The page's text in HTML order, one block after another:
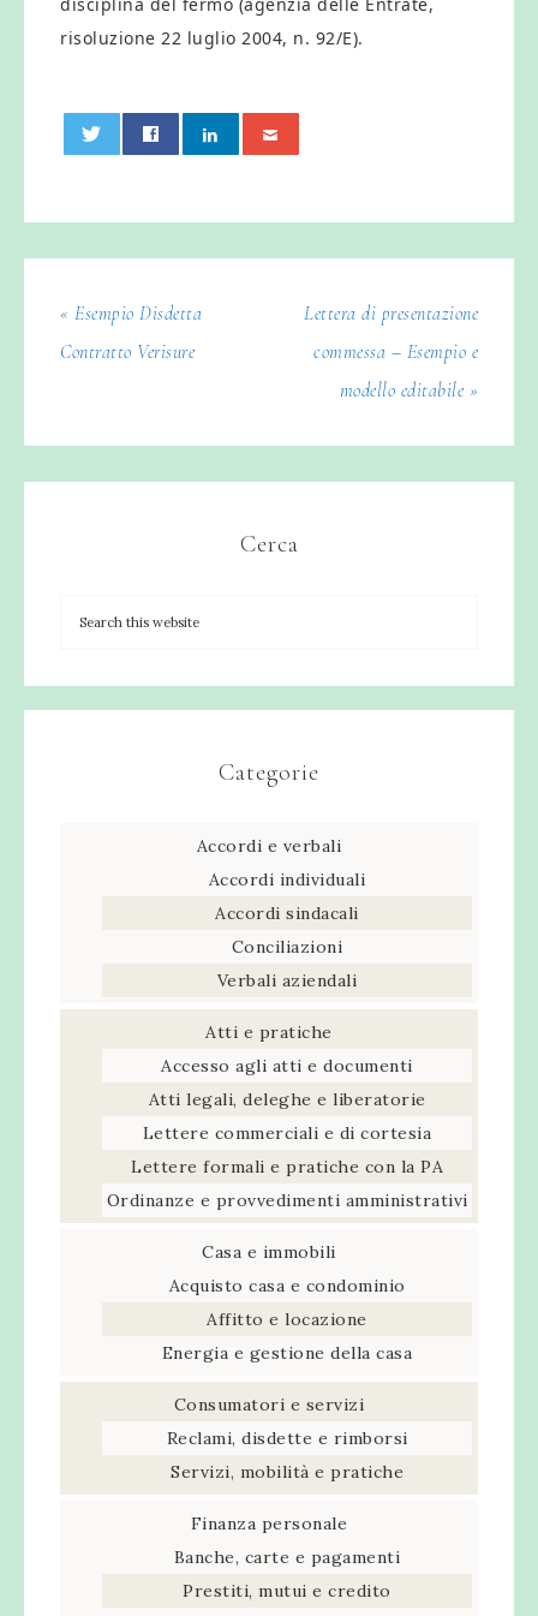
risoluzione 22 luglio 2004, n. 92/E).
« Esempio Disdetta
Contratto Verisure
Lettera di presentazione
commessa – Esempio e
modello editabile »
Cerca
Categorie
Accordi e verbali
Accordi individuali
Accordi sindacali
Conciliazioni
Verbali aziendali
Atti e pratiche
Accesso agli atti e documenti
Atti legali, deleghe e liberatorie
Lettere commerciali e di cortesia
Lettere formali e pratiche con la PA
Ordinanze e provvedimenti amministrativi
Casa e immobili
Acquisto casa e condominio
Affitto e locazione
Energia e gestione della casa
Consumatori e servizi
Reclami, disdette e rimborsi
Servizi, mobilità e pratiche
Finanza personale
Banche, carte e pagamenti
Prestiti, mutui e credito